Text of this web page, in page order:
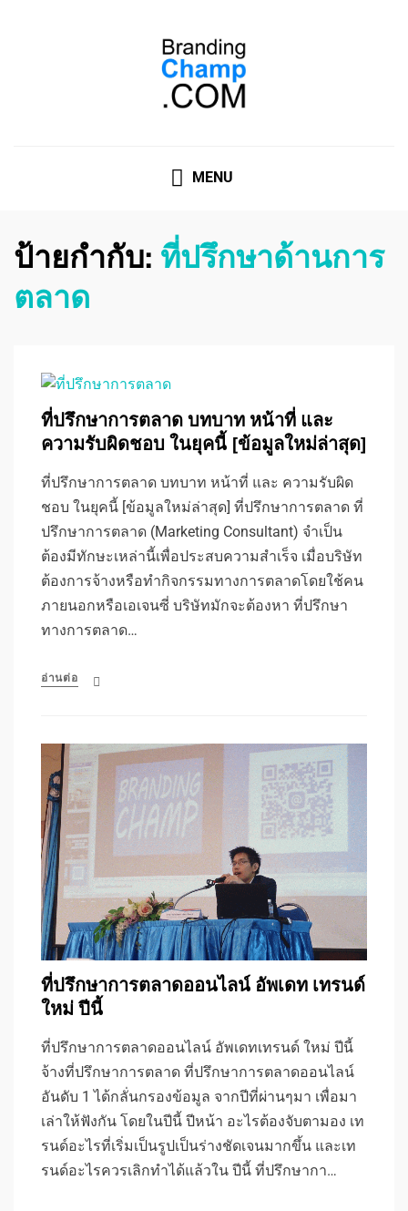
MENU
ป้ายกำกับ: ที่ปรึกษาด้านการ
ตลาด
ที่ปรึกษาการตลาด บทบาท หน้าที่ และ
ความรับผิดชอบ ในยุคนี้ [ข้อมูลใหม่ล่าสุด]
ที่ปรึกษาการตลาด บทบาท หน้าที่ และ ความรับผิด
ชอบ ในยุคนี้ [ข้อมูลใหม่ล่าสุด] ที่ปรึกษาการตลาด ที่
ปรึกษาการตลาด (Marketing Consultant) จำเป็น
ต้องมีทักษะเหล่านี้เพื่อประสบความสำเร็จ เมื่อบริษัท
ต้องการจ้างหรือทำกิจกรรมทางการตลาดโดยใช้คน
ภายนอกหรือเอเจนซี่ บริษัทมักจะต้องหา ที่ปรึกษา
ทางการตลาด…
อ่านต่อ
ที่ปรึกษาการตลาดออนไลน์ อัพเดท เทรนด์
ใหม่ ปีนี้
ที่ปรึกษาการตลาดออนไลน์ อัพเดทเทรนด์ ใหม่ ปีนี้
จ้างที่ปรึกษาการตลาด ที่ปรึกษาการตลาดออนไลน์
อันดับ 1 ได้กลั่นกรองข้อมูล จากปีที่ผ่านๆมา เพื่อมา
เล่าให้ฟังกัน โดยในปีนี้ ปีหน้า อะไรต้องจับตามอง เท
รนด์อะไรที่เริ่มเป็นรูปเป็นร่างชัดเจนมากขึ้น และเท
รนด์อะไรควรเลิกทำได้แล้วใน ปีนี้ ที่ปรึกษากา…